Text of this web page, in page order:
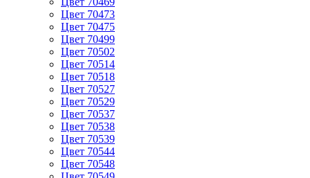
Цвет 70473
Цвет 70475
Цвет 70499
Цвет 70502
Цвет 70514
Цвет 70518
Цвет 70527
Цвет 70529
Цвет 70537
Цвет 70538
Цвет 70539
Цвет 70544
Цвет 70548